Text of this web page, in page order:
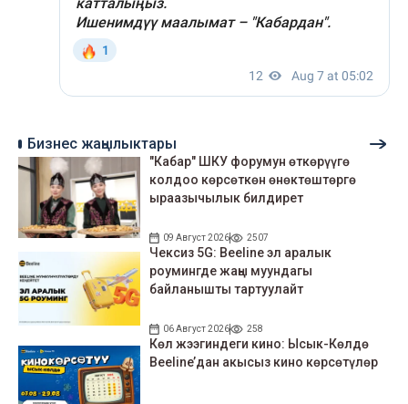
Бизнес жаңылыктары
"Кабар" ШКУ форумун өткөрүүгө
колдоо көрсөткөн өнөктөштөргө
ыраазычылык билдирет
09 Август 2026 2507
Чексиз 5G: Beeline эл аралык
роумингде жаңы муундагы
байланышты тартуулайт
06 Август 2026 258
Көл жээгиндеги кино: Ысык-Көлдө
Beeline’дан акысыз кино көрсөтүлөр